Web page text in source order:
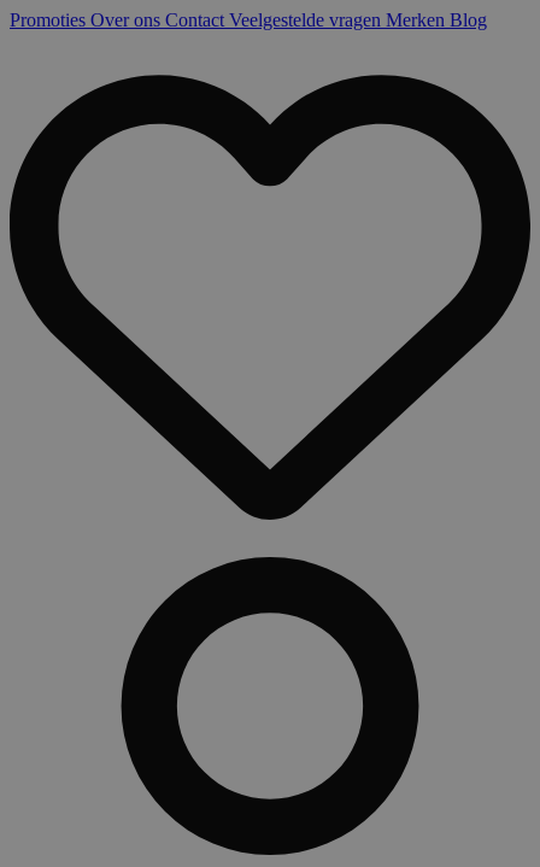
Promoties Over ons Contact Veelgestelde vragen Merken Blog